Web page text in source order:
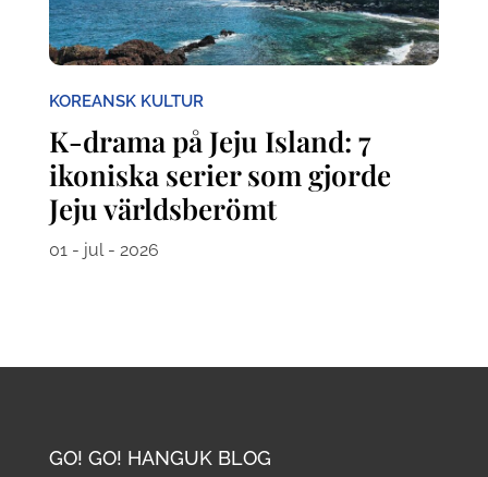
KOREANSK KULTUR
K-drama på Jeju Island: 7
ikoniska serier som gjorde
Jeju världsberömt
01 - jul - 2026
GO! GO! HANGUK BLOG